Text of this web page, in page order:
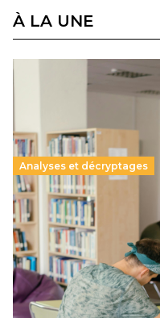
À LA UNE
Analyses et décryptages
Supérieur privé : une
promesse
11 juillet 2026-
Le projet de loi sur la
supérieur privé met en
qui relègue l’acte